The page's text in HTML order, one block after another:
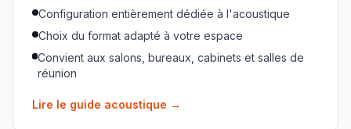
Configuration entièrement dédiée à l'acoustique
Choix du format adapté à votre espace
Convient aux salons, bureaux, cabinets et salles de
réunion
Lire le guide acoustique →